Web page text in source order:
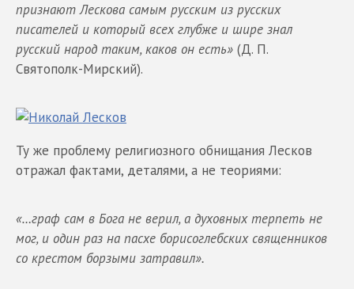
признают Лескова самым русским из русских
писателей и который всех глубже и шире знал
русский народ таким, каков он есть» (Д. П.
Святополк-Мирский).
Ту же проблему религиозного обнищания Лесков
отражал фактами, деталями, а не теориями:
«…граф сам в Бога не верил, а духовных терпеть не
мог, и один раз на пасхе борисоглебских священников
со крестом борзыми затравил».